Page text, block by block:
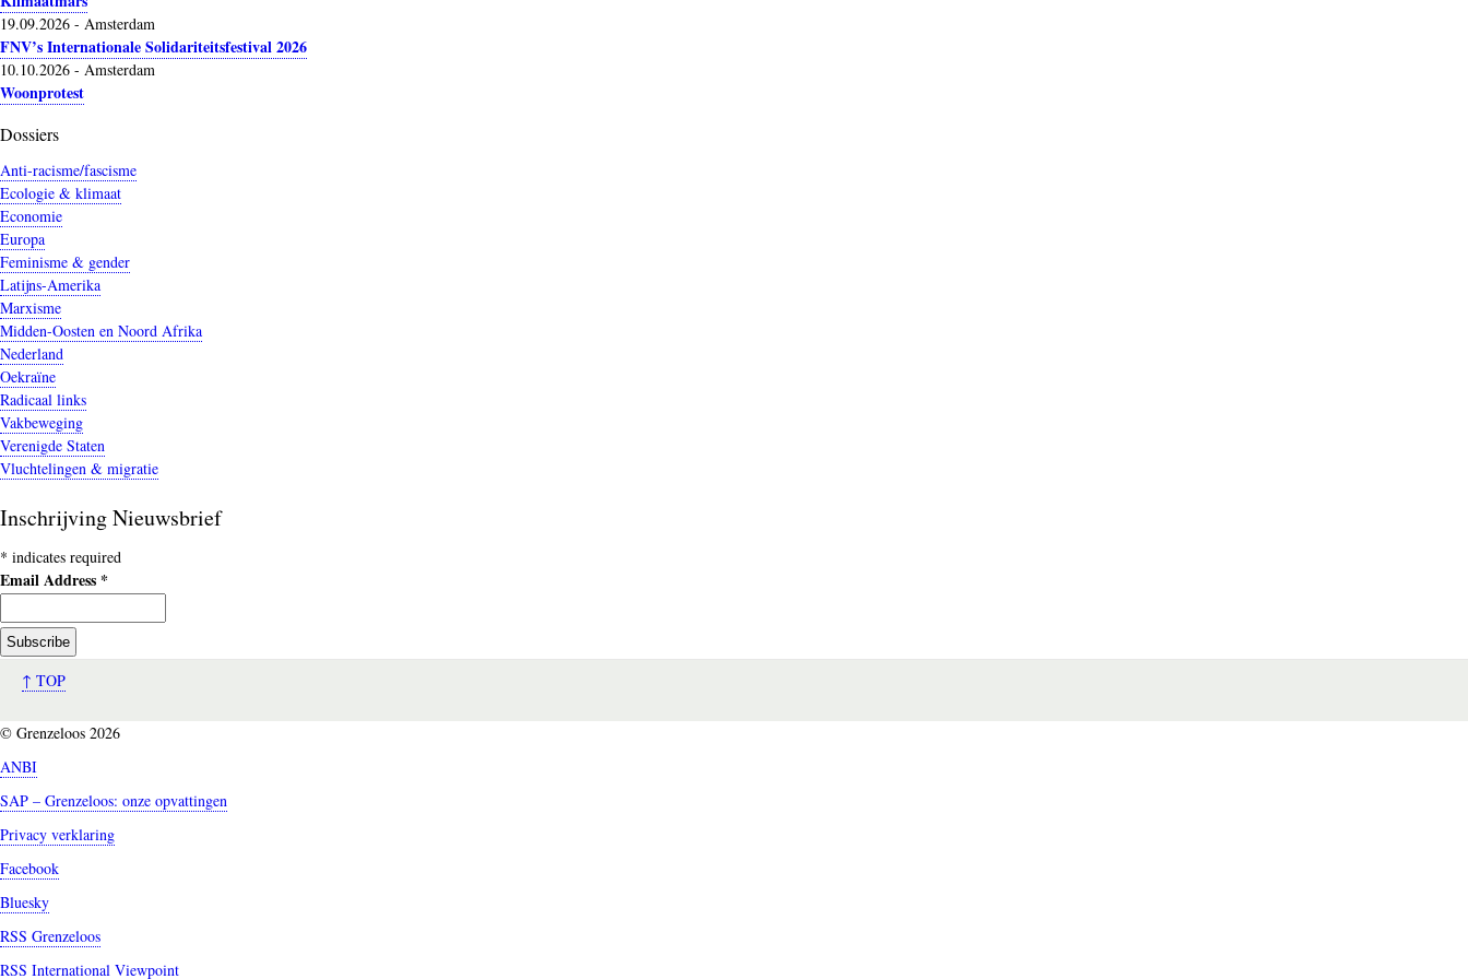
19.09.2026 - Amsterdam
FNV’s Internationale Solidariteitsfestival 2026
10.10.2026 - Amsterdam
Woonprotest
Dossiers
Anti-racisme/fascisme
Ecologie & klimaat
Economie
Europa
Feminisme & gender
Latijns-Amerika
Marxisme
Midden-Oosten en Noord Afrika
Nederland
Oekraïne
Radicaal links
Vakbeweging
Verenigde Staten
Vluchtelingen & migratie
Inschrijving Nieuwsbrief
* indicates required
Email Address *
↑ TOP
© Grenzeloos 2026
ANBI
SAP – Grenzeloos: onze opvattingen
Privacy verklaring
Facebook
Bluesky
RSS Grenzeloos
RSS International Viewpoint